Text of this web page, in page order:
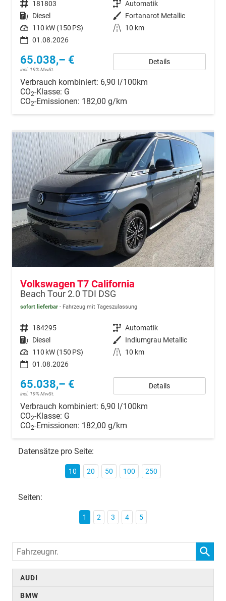
Fahrzeugnr. 181803 Getriebe Automatik
Kraftstoff Diesel Außenfarbe Fortanarot Metallic
Leistung 110 kW (150 PS) Kilometerstand
10 km
01.08.2026
65.038,– €
incl. 19% MwSt.
Details
Verbrauch kombiniert: 6,90 l/100km
CO2-Klasse: G
CO2-Emissionen: 182,00 g/km
Volkswagen T7 California
Beach Tour 2.0 TDI DSG
sofort lieferbar Fahrzeug mit Tageszulassung
Fahrzeugnr. 184295 Getriebe Automatik
Kraftstoff Diesel Außenfarbe Indiumgrau Metallic
Leistung 110 kW (150 PS) Kilometerstand
10 km
01.08.2026
65.038,– €
incl. 19% MwSt.
Details
Verbrauch kombiniert: 6,90 l/100km
CO2-Klasse: G
CO2-Emissionen: 182,00 g/km
Datensätze pro Seite:
10 20 50 100 250
Seiten:
1 2 3 4 5
Fahrzeugnr.
AUDI
BMW